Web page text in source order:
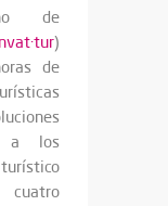
de
)
de
a los